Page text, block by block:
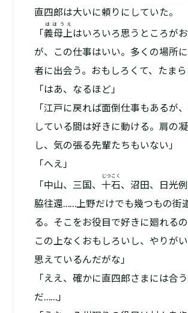
直四郎は大いに頼りにしていた。
「義母上
ははうえ
はいろいろ思うところが
が、この仕事はいい。多くの場所
者に出会う。おもしろくて、たまら
「はあ、なるほど」
「江戸に戻れば面倒仕事もあるが
している間は好きに動ける。肩の
し、気の張る先輩たちもいない」
「へえ」
「中山、三国、 十石
じつこく
、沼田、日光
脇往還……上野だけでも幾つもの街
る。そこをお役目で好きに廻れるの
この上なくおもしろいし、やりが
思えているんだがな」
「ええ、確かに直四郎さまには合
だ……」